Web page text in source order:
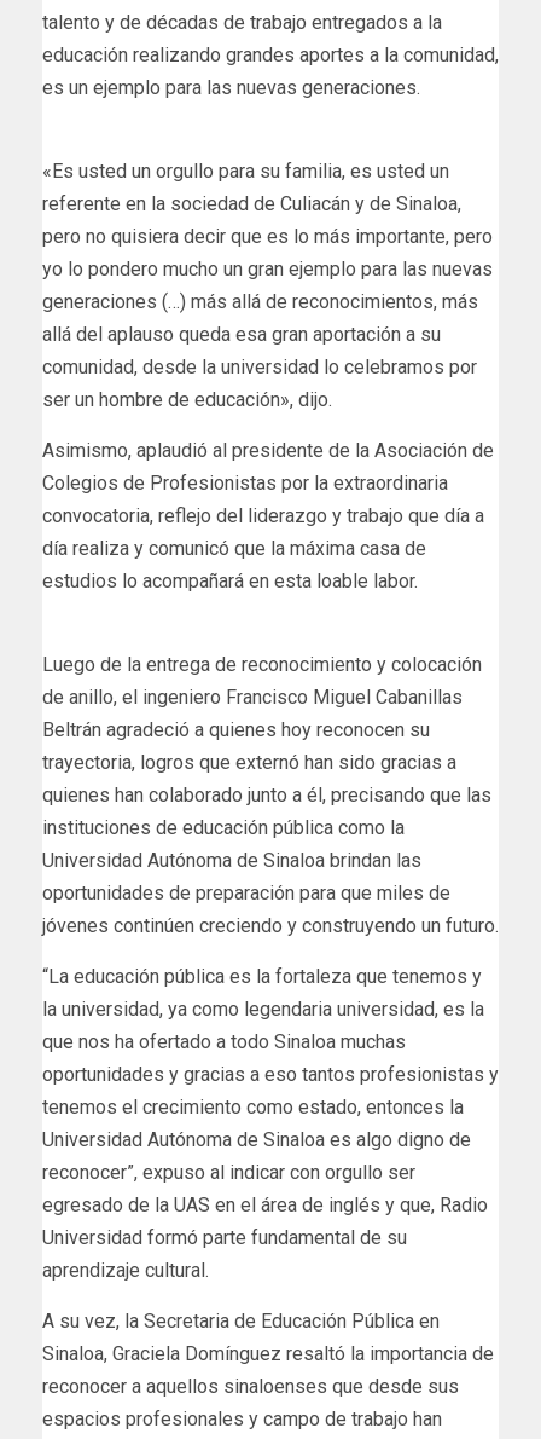
talento y de décadas de trabajo entregados a la
educación realizando grandes aportes a la comunidad,
es un ejemplo para las nuevas generaciones.
«Es usted un orgullo para su familia, es usted un
referente en la sociedad de Culiacán y de Sinaloa,
pero no quisiera decir que es lo más importante, pero
yo lo pondero mucho un gran ejemplo para las nuevas
generaciones (…) más allá de reconocimientos, más
allá del aplauso queda esa gran aportación a su
comunidad, desde la universidad lo celebramos por
ser un hombre de educación», dijo.
Asimismo, aplaudió al presidente de la Asociación de
Colegios de Profesionistas por la extraordinaria
convocatoria, reflejo del liderazgo y trabajo que día a
día realiza y comunicó que la máxima casa de
estudios lo acompañará en esta loable labor.
Luego de la entrega de reconocimiento y colocación
de anillo, el ingeniero Francisco Miguel Cabanillas
Beltrán agradeció a quienes hoy reconocen su
trayectoria, logros que externó han sido gracias a
quienes han colaborado junto a él, precisando que las
instituciones de educación pública como la
Universidad Autónoma de Sinaloa brindan las
oportunidades de preparación para que miles de
jóvenes continúen creciendo y construyendo un futuro.
“La educación pública es la fortaleza que tenemos y
la universidad, ya como legendaria universidad, es la
que nos ha ofertado a todo Sinaloa muchas
oportunidades y gracias a eso tantos profesionistas y
tenemos el crecimiento como estado, entonces la
Universidad Autónoma de Sinaloa es algo digno de
reconocer”, expuso al indicar con orgullo ser
egresado de la UAS en el área de inglés y que, Radio
Universidad formó parte fundamental de su
aprendizaje cultural.
A su vez, la Secretaria de Educación Pública en
Sinaloa, Graciela Domínguez resaltó la importancia de
reconocer a aquellos sinaloenses que desde sus
espacios profesionales y campo de trabajo han